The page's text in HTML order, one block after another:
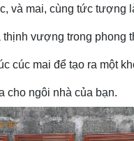
và mai, cùng tức tượng
vượng trong phong
cúc mai để tạo ra một
cho ngôi nhà của bạn.